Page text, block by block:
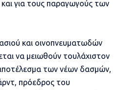
για τους παραγωγούς των
και οινοπνευματωδών
να μειωθούν τουλάχιστον
των νέων δασμών,
πρόεδρος του